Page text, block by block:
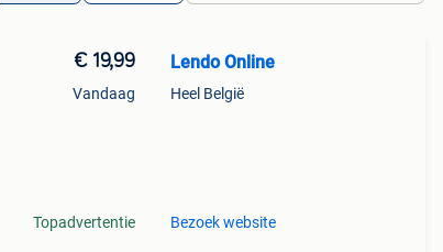
€ 19,99
Vandaag
Topadvertentie
Lendo Online
Heel België
Bezoek website